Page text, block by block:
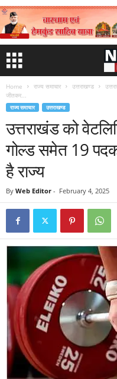
Home राज्य समाचार उत्तराखण्ड
जीतकर...
राज्य समाचार उत्तराखण्ड
उत्तराखंड को
गोल्ड समेत 19
है राज्य
By Web Editor - February 4, 2025